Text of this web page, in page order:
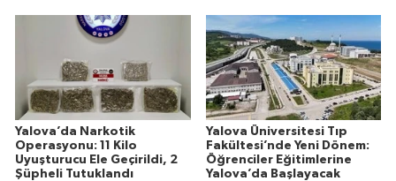
Yalova’da Narkotik
Operasyonu: 11 Kilo
Uyuşturucu Ele Geçirildi, 2
Şüpheli Tutuklandı
Yalova Üniversitesi Tıp
Fakültesi’nde Yeni Dönem:
Öğrenciler Eğitimlerine
Yalova’da Başlayacak